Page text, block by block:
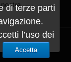
di terze parti
l’uso dei
Accetta